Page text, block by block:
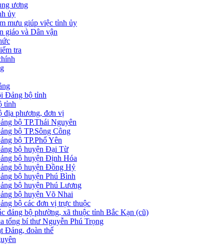
ương
ủy
mưu giúp việc tỉnh ủy
giáo và Dân vận
tra
Đảng bộ tỉnh
tỉnh
địa phương, đơn vị
bộ TP.Thái Nguyên
bộ TP.Sông Công
bộ TP.Phổ Yên
bộ huyện Đại Từ
bộ huyện Định Hóa
bộ huyện Đồng Hỷ
bộ huyện Phú Bình
bộ huyện Phú Lương
bộ huyện Võ Nhai
bộ các đơn vị trực thuộc
đảng bộ phường, xã thuộc tỉnh Bắc Kạn (cũ)
tổng bí thư Nguyễn Phú Trọng
Đảng, đoàn thể